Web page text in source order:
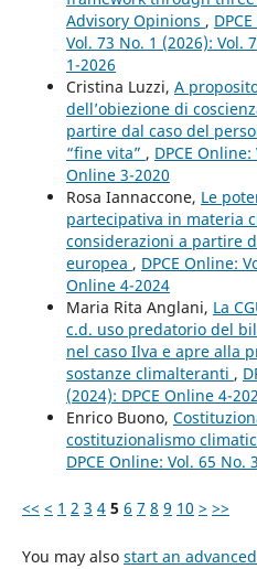
Advisory Opinions ,
Vol. 73 No. 1 (2026): Vol.
1-2026
Cristina Luzzi, A
dell’obiezione di
partire dal caso del
“fine vita” , DPCE Online:
Online 3-2020
Rosa Iannaccone, Le
partecipativa in materia
considerazioni a partire
europea , DPCE Online:
Online 4-2024
Maria Rita Anglani, La
c.d. uso predatorio del
nel caso Ilva e apre alla
sostanze climalteranti ,
(2024): DPCE Online 4-
Enrico Buono,
costituzionalismo
DPCE Online: Vol. 65 No.
<< < 1 2 3 4 5 6 7 8 9 10 > >>
You may also start an